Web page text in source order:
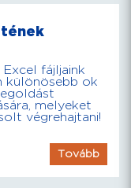
fájljaink
különösebb ok
melyeket
végrehajtani!
Tovább